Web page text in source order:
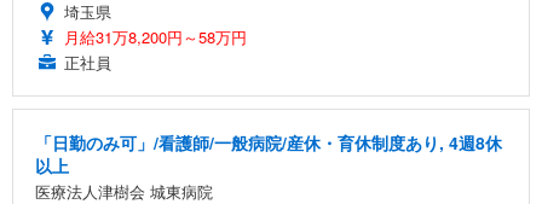
埼玉県
月給31万8,200円～58万円
正社員
「日勤のみ可」/看護師/一般病院/産休・育休制度あり, 4週8休
以上
医療法人津樹会 城東病院